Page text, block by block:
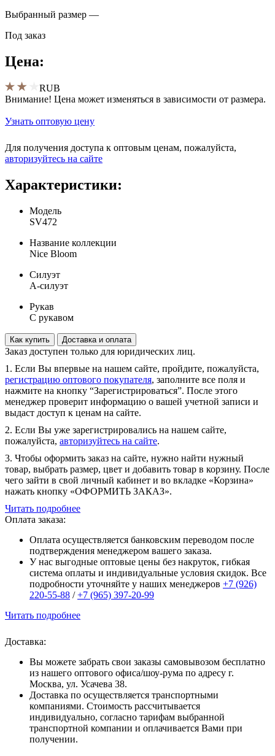
Выбранный размер —
Под заказ
Цена:
RUB
Внимание! Цена может изменяться в зависимости от размера.
Узнать оптовую цену
Для получения доступа к оптовым ценам, пожалуйста,
aвторизуйтесь на сайте
Характеристики:
Модель
SV472
Название коллекции
Nice Bloom
Силуэт
А-силуэт
Рукав
С рукавом
Как купить Доставка и оплата
Заказ доступен только для юридических лиц.
1. Если Вы впервые на нашем сайте, пройдите, пожалуйста,
регистрацию оптового покупателя, заполните все поля и
нажмите на кнопку “Зарегистрироваться”. После этого
менеджер проверит информацию о вашей учетной записи и
выдаст доступ к ценам на сайте.
2. Если Вы уже зарегистрировались на нашем сайте,
пожалуйста, авторизуйтесь на сайте.
3. Чтобы оформить заказ на сайте, нужно найти нужный
товар, выбрать размер, цвет и добавить товар в корзину. После
чего зайти в свой личный кабинет и во вкладке «Корзина»
нажать кнопку «ОФОРМИТЬ ЗАКАЗ».
Читать подробнее
Оплата заказа:
Оплата осуществляется банковским переводом после
подтверждения менеджером вашего заказа.
У нас выгодные оптовые цены без накруток, гибкая
система оплаты и индивидуальные условия скидок. Все
подробности уточняйте у наших менеджеров +7 (926)
220-55-88 /+7 (965) 397-20-99
Читать подробнее
Доставка:
Вы можете забрать свои заказы самовывозом бесплатно
из нашего оптового офиса/шоу-рума по адресу г.
Москва, ул. Усачева 38.
Доставка по осуществляется транспортными
компаниями. Стоимость рассчитывается
индивидуально, согласно тарифам выбранной
транспортной компании и оплачивается Вами при
получении.